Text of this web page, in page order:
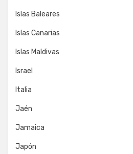
Islas Baleares
Islas Canarias
Islas Maldivas
Israel
Italia
Jaén
Jamaica
Japón